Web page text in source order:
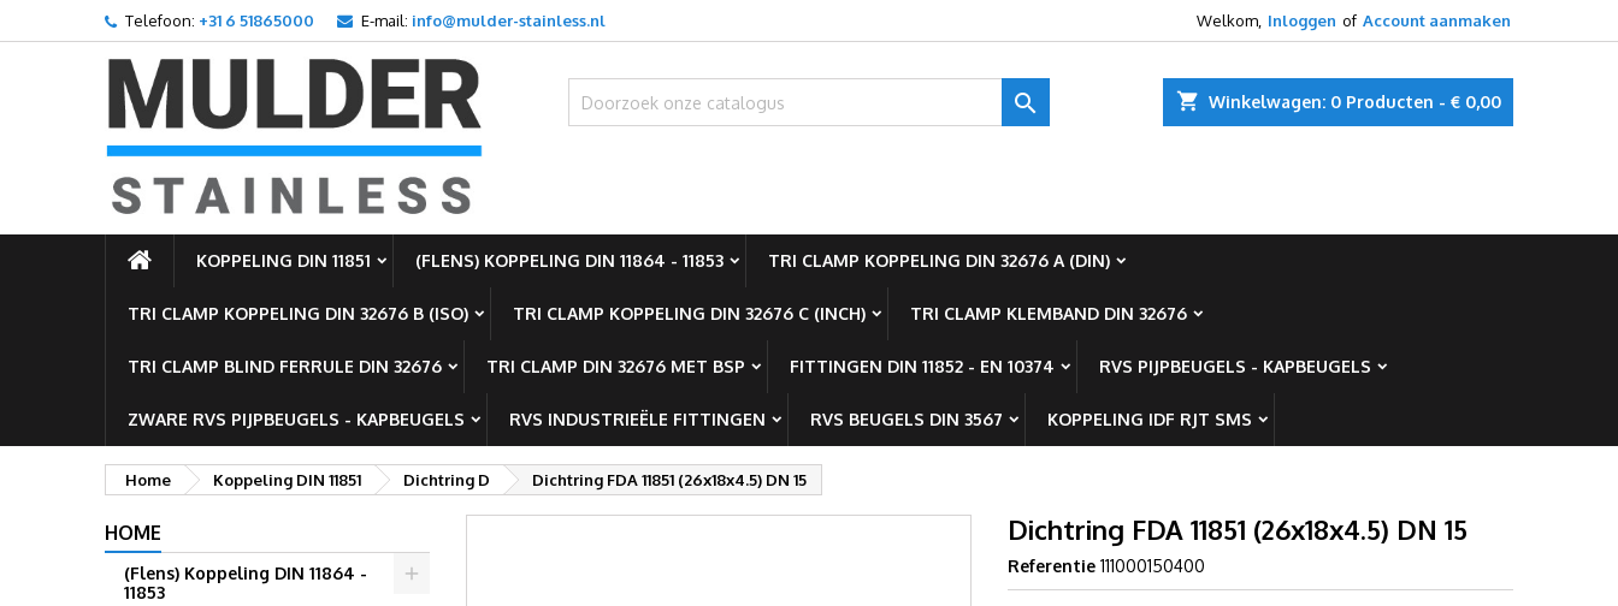
Telefoon: +31 6 51865000 E-mail: info@mulder-stainless.nl Welkom, Inloggen of Account aanmaken
shopping_cart Winkelwagen: 0 Producten - € 0,00

KOPPELING DIN 11851 (FLENS) KOPPELING DIN 11864 - 11853 TRI CLAMP KOPPELING DIN 32676 A (DIN)
TRI CLAMP KOPPELING DIN 32676 B (ISO) TRI CLAMP KOPPELING DIN 32676 C (INCH) TRI CLAMP KLEMBAND DIN 32676
TRI CLAMP BLIND FERRULE DIN 32676 TRI CLAMP DIN 32676 MET BSP FITTINGEN DIN 11852 - EN 10374 RVS PIJPBEUGELS - KAPBEUGELS
ZWARE RVS PIJPBEUGELS - KAPBEUGELS RVS INDUSTRIEËLE FITTINGEN RVS BEUGELS DIN 3567 KOPPELING IDF RJT SMS
Home Koppeling DIN 11851 Dichtring D Dichtring FDA 11851 (26x18x4.5) DN 15
HOME
(Flens) Koppeling DIN 11864 -
11853
Dichtring FDA 11851 (26x18x4.5) DN 15
Referentie 111000150400
Toevoegen aan Verlanglijst
((title))
((cancelText)) ((createText))
Inloggen
U moet ingelogd zijn om producten in uw verlanglijst op te slaan.